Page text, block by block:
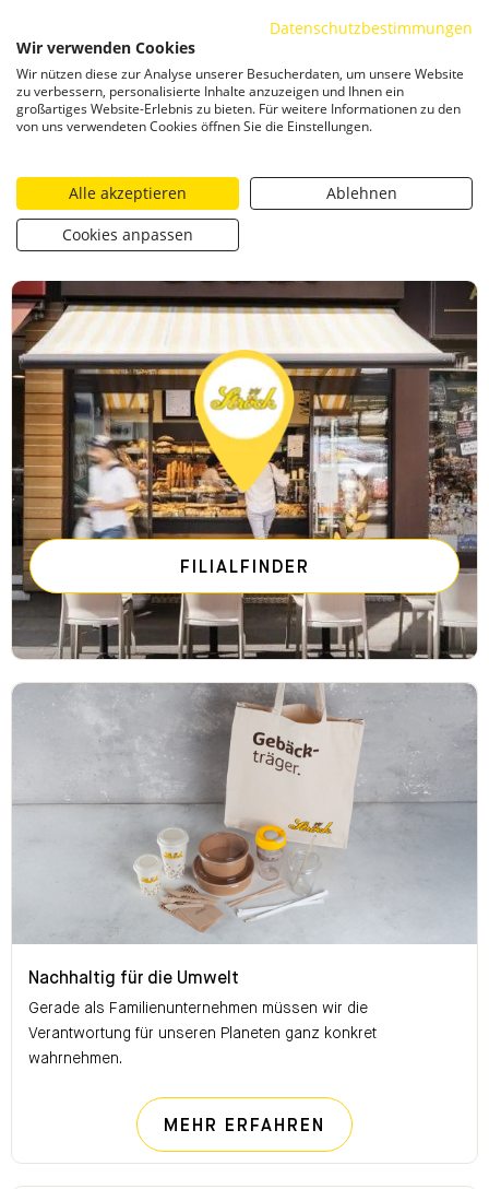
https://stroeck.at/filialen/stroeck-floridsdorf-u-bahn/
Toogle share
CATEGORIZED AS
13. FEBRUAR 2024 22:38
Ströck – Floridsdorf U-Bahn
FILIALFINDER
Nachhaltig für die Umwelt
Gerade als Familienunternehmen müssen wir die
Verantwortung für unseren Planeten ganz konkret
wahrnehmen.
MEHR ERFAHREN NACHHALTIG
Datenschutzbestimmungen
Wir verwenden Cookies
Wir nützen diese zur Analyse unserer Besucherdaten, um unsere Website
zu verbessern, personalisierte Inhalte anzuzeigen und Ihnen ein
großartiges Website-Erlebnis zu bieten. Für weitere Informationen zu den
von uns verwendeten Cookies öffnen Sie die Einstellungen.
Alle akzeptieren
Ablehnen
Cookies anpassen